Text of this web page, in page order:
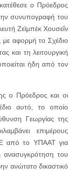
ο Πρόεδρος
συνυπογραφή του
Ζεϊμπέκ Χουσεΐν
με αφορμή το Σχέδιο
και τη λειτουργική
ήδη από τον
ο Πρόεδρος και οι
αυτό, το οποίο
Γεωργίας της
επιμέρους
από το ΥΠΑΑΤ για
ανασυγκρότηση του
ανώτατο δικαστικό